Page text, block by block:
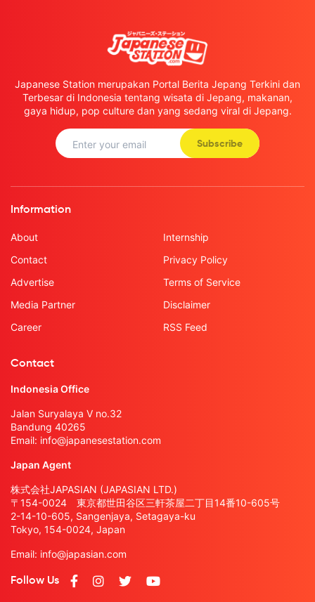
Japanese Station merupakan Portal Berita Jepang Terkini dan
Terbesar di Indonesia tentang wisata di Jepang, makanan,
gaya hidup, pop culture dan yang sedang viral di Jepang.
Subscribe
Information
About
Contact
Advertise
Media Partner
Career
Internship
Privacy Policy
Terms of Service
Disclaimer
RSS Feed
Contact
Indonesia Office
Jalan Suryalaya V no.32
Bandung 40265
Email: info@japanesestation.com
Japan Agent
株式会社JAPASIAN (JAPASIAN LTD.)
〒154-0024 東京都世田谷区三軒茶屋二丁目14番10-605号
2-14-10-605, Sangenjaya, Setagaya-ku
Tokyo, 154-0024, Japan
Email: info@japasian.com
Follow Us